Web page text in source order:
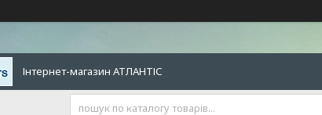
Інтернет-магазин АТЛАНТІС